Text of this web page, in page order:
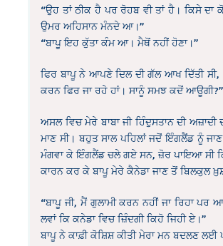
“ਉਹ ਤਾਂ ਠੀਕ ਹੈ ਪਰ ਰੋਹਬ ਵੀ ਤਾਂ ਹੈ। ਕਿਸੇ
ਉਮਰ ਅਹਿਸਾਨ ਮੰਨਦੇ ਆ।”
“ਬਾਪੂ ਇਹ ਕੁੱਤਾ ਕੰਮ ਆ। ਮੈਥੋਂ ਨਹੀਂ ਹੋਣਾ।”
ਫਿਰ ਬਾਪੂ ਨੇ ਆਪਣੇ ਦਿਲ ਦੀ ਗੱਲ ਆਖ ਦਿੱਤੀ
ਕਰਨ ਫਿਰ ਜਾ ਰਹੇ ਹਾਂ। ਸਾਨੂੰ ਸਮਝ ਕਦੋਂ ਆਊਗੀ?”
ਅਸਲ ਵਿਚ ਮੇਰੇ ਬਾਬਾ ਜੀ ਹਿੰਦੁਸਤਾਨ ਦੀ
ਮਾਣ ਸੀ। ਬਹੁਤ ਸਾਲ ਪਹਿਲਾਂ ਜਦੋਂ ਇੰਗਲੈਂਡ ਨੂੰ
ਮੰਗਵਾ ਕੇ ਇੰਗਲੈਂਡ ਚਲੇ ਗਏ ਸਨ, ਜ਼ੋਰ ਪਾਇਆ ਸੀ
ਕਾਰਨ ਕਰ ਕੇ ਬਾਪੂ ਮੇਰੇ ਕੈਨੇਡਾ ਜਾਣ ਤੋਂ ਬਿਲਕੁਲ
“ਬਾਪੂ ਜੀ, ਮੈਂ ਗੁਲਾਮੀ ਕਰਨ ਨਹੀਂ ਜਾ ਰਿਹਾ
ਲਵਾਂ ਕਿ ਕਨੇਡਾ ਵਿਚ ਜ਼ਿੰਦਗੀ ਕਿਹੋ ਜਿਹੀ ਏ।”
ਬਾਪੂ ਨੇ ਕਾਫ਼ੀ ਕੋਸ਼ਿਸ਼ ਕੀਤੀ ਮੇਰਾ ਮਨ ਬਦਲਣ